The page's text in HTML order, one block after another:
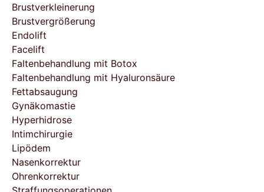
Brustverkleinerung
Brustvergrößerung
Endolift
Facelift
Faltenbehandlung mit Botox
Faltenbehandlung mit Hyaluronsäure
Fettabsaugung
Gynäkomastie
Hyperhidrose
Intimchirurgie
Lipödem
Nasenkorrektur
Ohrenkorrektur